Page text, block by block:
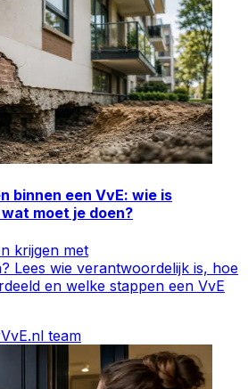
binnen een VvE: wie is
moet je doen?
krijgen met
Lees wie verantwoordelijk is, hoe
en welke stappen een VvE
VvE.nl team